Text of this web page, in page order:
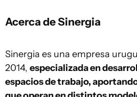
Acerca de Sinergia
Sinergia es una empresa
2014, especializada en
espacios de trabajo,